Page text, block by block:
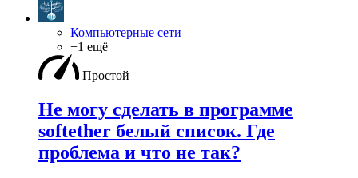
Компьютерные сети
+1 ещё
Простой
Не могу сделать в программе
softether белый список. Где
проблема и что не так?